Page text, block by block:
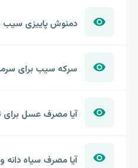
دمنوش پاییزی سیب
سرکه سیب برای
آیا مصرف عسل برای
آیا مصرف سیاه